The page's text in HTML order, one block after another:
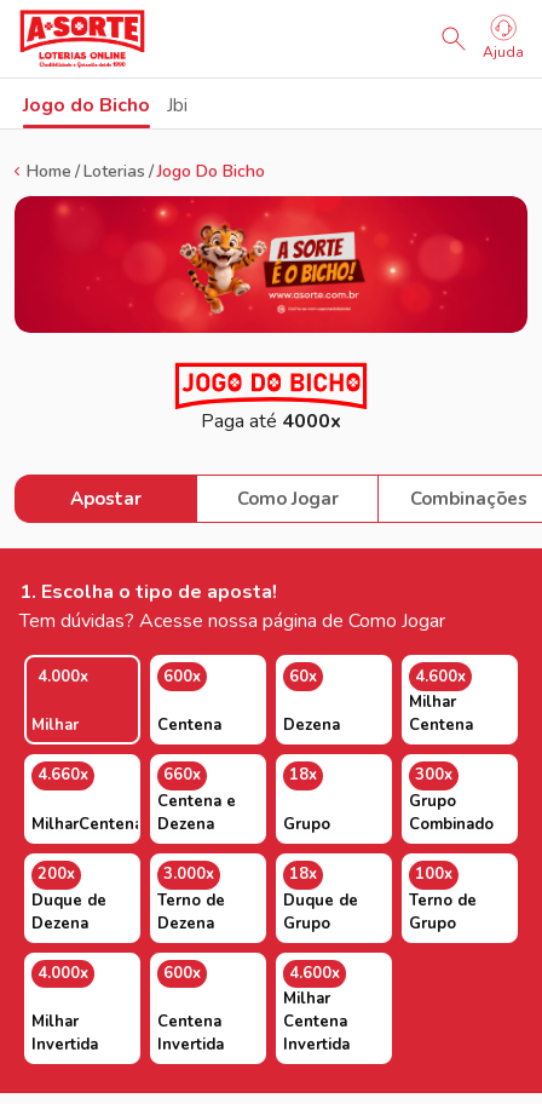
Ajuda
Jogo do Bicho Jbi
Home Loterias Jogo Do Bicho
Paga até 4000x
Apostar Como Jogar Combinações
1. Escolha o tipo de aposta!
Tem dúvidas? Acesse nossa página de Como Jogar
4.000x
Milhar
600x
Centena
60x
Dezena
4.600x
Milhar
Centena
4.660x
MilharCentenaDezena
660x
Centena e
Dezena
18x
Grupo
300x
Grupo
Combinado
200x
Duque de
Dezena
3.000x
Terno de
Dezena
18x
Duque de
Grupo
100x
Terno de
Grupo
4.000x
Milhar
Invertida
600x
Centena
Invertida
4.600x
Milhar
Centena
Invertida